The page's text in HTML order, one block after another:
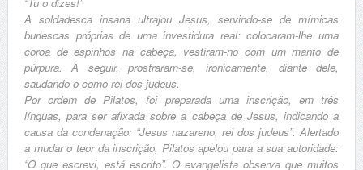
A soldadesca insana ultrajou Jesus, servindo-se de mímicas
burlescas próprias de uma investidura real: colocaram-lhe uma
coroa de espinhos na cabeça, vestiram-no com um manto de
púrpura. A seguir, prostraram-se, ironicamente, diante dele,
saudando-o como rei dos judeus.
Por ordem de Pilatos, foi preparada uma inscrição, em três
línguas, para ser afixada sobre a cabeça de Jesus, indicando a
causa da condenação: “Jesus nazareno, rei dos judeus”. Alertado
a mudar o teor da inscrição, Pilatos apelou para a sua autoridade:
“O que escrevi, está escrito”. O evangelista observa que muitos